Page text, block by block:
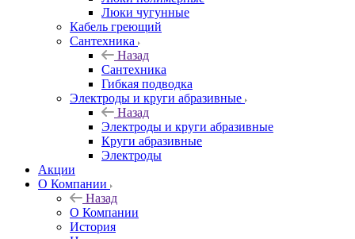
Люки чугунные
Кабель греющий
Сантехника
Назад
Сантехника
Гибкая подводка
Электроды и круги абразивные
Назад
Электроды и круги абразивные
Круги абразивные
Электроды
Акции
О Компании
Назад
О Компании
История